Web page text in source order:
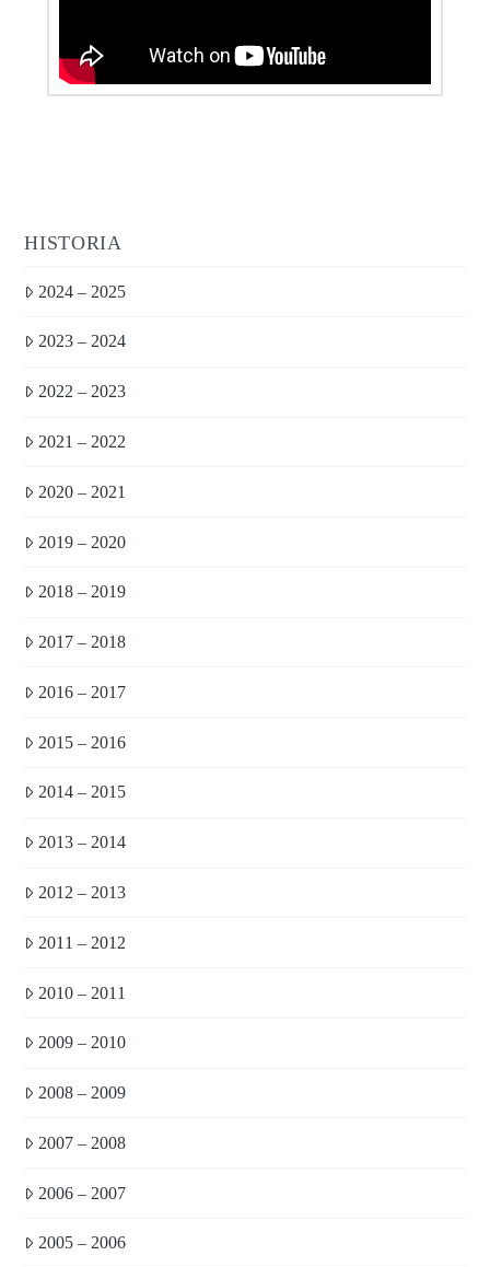
HISTORIA
2024 – 2025
2023 – 2024
2022 – 2023
2021 – 2022
2020 – 2021
2019 – 2020
2018 – 2019
2017 – 2018
2016 – 2017
2015 – 2016
2014 – 2015
2013 – 2014
2012 – 2013
2011 – 2012
2010 – 2011
2009 – 2010
2008 – 2009
2007 – 2008
2006 – 2007
2005 – 2006